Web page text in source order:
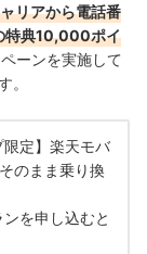
リアから電話番
特典10,000ポイ
ーンを実施して
。
定】楽天モバ
のまま乗り換
を申し込むと